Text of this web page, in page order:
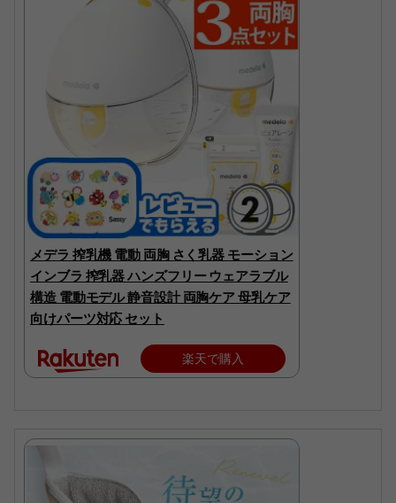
メデラ 搾乳機 電動 両胸 さく乳器 モーション
インブラ 搾乳器 ハンズフリー ウェアラブル
構造 電動モデル 静音設計 両胸ケア 母乳ケア
向けパーツ対応 セット
楽天で購入